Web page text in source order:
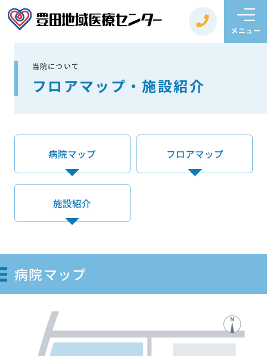
メニュー
当院について
フロアマップ・施設紹介
病院マップ フロアマップ
施設紹介
病院マップ